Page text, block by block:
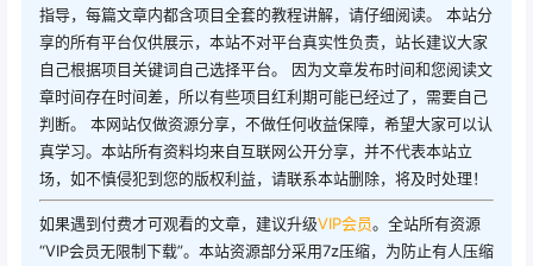
指导，每篇文章内都含项目全套的教程讲解，请仔细阅读。 本站分
享的所有平台仅供展示，本站不对平台真实性负责，站长建议大家
自己根据项目关键词自己选择平台。 因为文章发布时间和您阅读文
章时间存在时间差，所以有些项目红利期可能已经过了，需要自己
判断。 本网站仅做资源分享，不做任何收益保障，希望大家可以认
真学习。本站所有资料均来自互联网公开分享，并不代表本站立
场，如不慎侵犯到您的版权利益，请联系本站删除，将及时处理！
如果遇到付费才可观看的文章，建议升级VIP会员。全站所有资源
“VIP会员无限制下载”。本站资源部分采用7z压缩，为防止有人压缩